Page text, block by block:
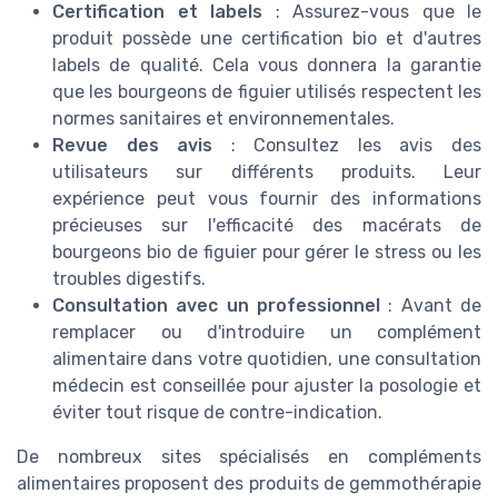
Certification et labels : Assurez-vous que le
produit possède une certification bio et d'autres
labels de qualité. Cela vous donnera la garantie
que les bourgeons de figuier utilisés respectent les
normes sanitaires et environnementales.
Revue des avis : Consultez les avis des
utilisateurs sur différents produits. Leur
expérience peut vous fournir des informations
précieuses sur l'efficacité des macérats de
bourgeons bio de figuier pour gérer le stress ou les
troubles digestifs.
Consultation avec un professionnel : Avant de
remplacer ou d'introduire un complément
alimentaire dans votre quotidien, une consultation
médecin est conseillée pour ajuster la posologie et
éviter tout risque de contre-indication.
De nombreux sites spécialisés en compléments
alimentaires proposent des produits de gemmothérapie